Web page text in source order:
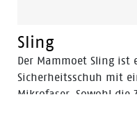
Sling
Der Mammoet Sling ist
Sicherheitsschuh mit
Mikrofaser. Sowohl die